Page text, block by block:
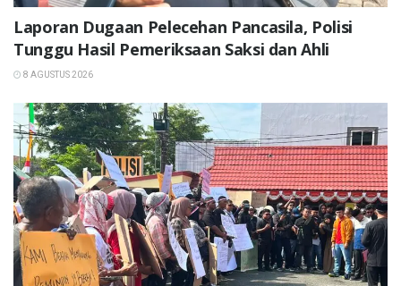
Laporan Dugaan Pelecehan Pancasila, Polisi
Tunggu Hasil Pemeriksaan Saksi dan Ahli
8 AGUSTUS 2026